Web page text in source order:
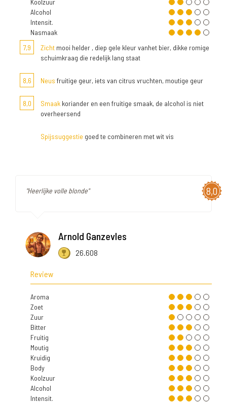
Koolzuur
Alcohol
Intensit.
Nasmaak
7,9
Zicht mooi helder , diep gele kleur vanhet bier, dikke romige
schuimkraag die redelijk lang staat
8,6 Neus fruitige geur, iets van citrus vruchten, moutige geur
8,0 Smaak koriander en een fruitige smaak, de alcohol is niet
overheersend
Spijssuggestie goed te combineren met wit vis
8,0
"Heerlijke volle blonde"
Arnold Ganzevles
26.608
Review
Aroma
Zoet
Zuur
Bitter
Fruitig
Moutig
Kruidig
Body
Koolzuur
Alcohol
Intensit.